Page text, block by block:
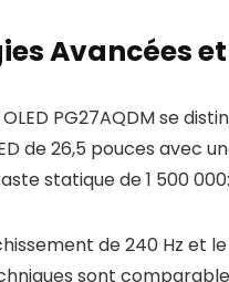
Avancées
OLED PG27AQDM se
de 26,5 pouces avec
statique de 1 500
de 240 Hz et
sont